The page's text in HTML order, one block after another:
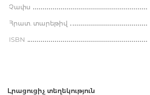
Չափս
Հրատ. տարեթիվ
ISBN
Լրացուցիչ տեղեկություն